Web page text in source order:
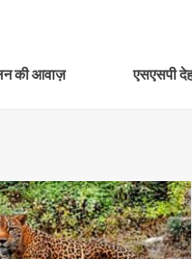
की आवाज़
एसएसपी